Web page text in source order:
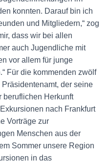
konnten. Darauf bin ich
und Mitgliedern,“ zog
dass wir bei allen
auch Jugendliche mit
vor allem für junge
Für die kommenden zwölf
der seine
beruflichen Herkunft
nach Frankfurt
Vorträge zur
Menschen aus der
Sommer unsere Region
in das